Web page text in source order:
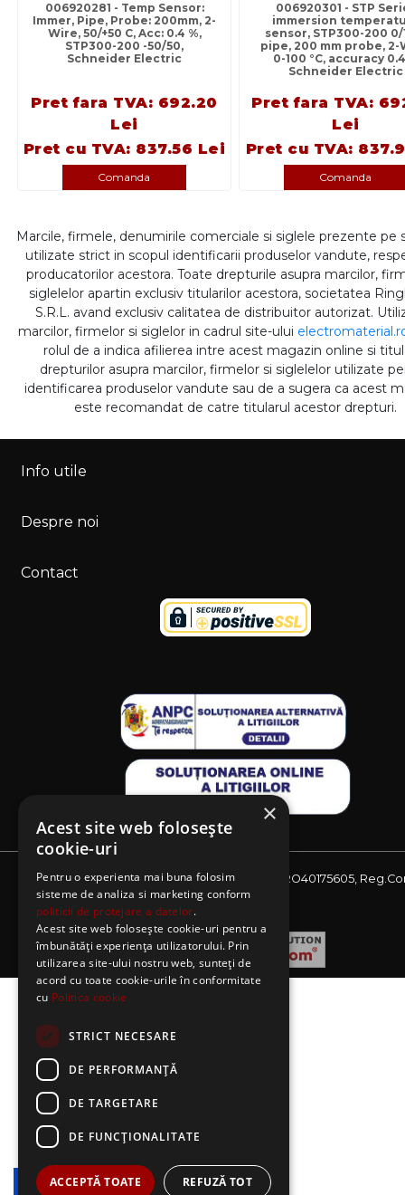
006920281 - Temp Sensor:
Immer, Pipe, Probe: 200mm, 2-
Wire, 50/+50 C, Acc: 0.4 %,
STP300-200 -50/50,
Schneider Electric
Pret fara TVA: 692.20
Lei
Pret cu TVA: 837.56 Lei
Comanda
006920301 - STP
immersion
sensor, STP300-200 0/
pipe, 200 mm probe, 2-
0-100 °C, accuracy
Schneider Electric
Pret fara TVA:
Lei
Pret cu TVA:
Comanda
Marcile, firmele, denumirile comerciale si siglele prezente pe
utilizate strict in scopul identificarii produselor vandute,
producatorilor acestora. Toate drepturile asupra marcilor,
siglelelor apartin exclusiv titularilor acestora, societatea
S.R.L. avand exclusiv calitatea de distribuitor autorizat.
marcilor, firmelor si siglelor in cadrul site-ului
rolul de a indica afilierea intre acest magazin online si
drepturilor asupra marcilor, firmelor si siglelelor utilizate
identificarea produselor vandute sau de a sugera ca acest
este recomandat de catre titularul acestor drepturi.
Info utile
Despre noi
Contact
Website detinut de AE Sagres SRL, CIF: RO40175605,
J08/2727/2018
×
Acest site web folosește
cookie-uri
Pentru o experienta mai buna folosim
sisteme de analiza si marketing conform
politicii de protejare a datelor.
Acest site web folosește cookie-uri pentru a
îmbunătăți experiența utilizatorului. Prin
utilizarea site-ului nostru web, sunteți de
acord cu toate cookie-urile în conformitate
cu Politica cookie
STRICT NECESARE
DE PERFORMANȚĂ
DE TARGETARE
DE FUNCŢIONALITATE
ACCEPTĂ TOATE REFUZĂ TOT